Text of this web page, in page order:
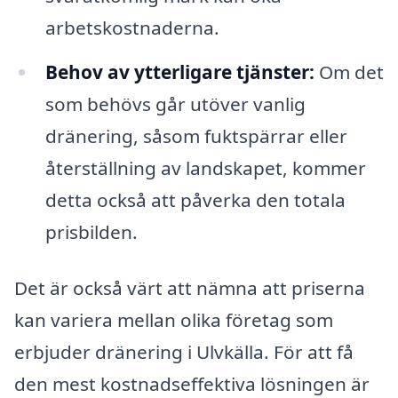
arbetskostnaderna.
Behov av ytterligare tjänster: Om det
som behövs går utöver vanlig
dränering, såsom fuktspärrar eller
återställning av landskapet, kommer
detta också att påverka den totala
prisbilden.
Det är också värt att nämna att priserna
kan variera mellan olika företag som
erbjuder dränering i Ulvkälla. För att få
den mest kostnadseffektiva lösningen är